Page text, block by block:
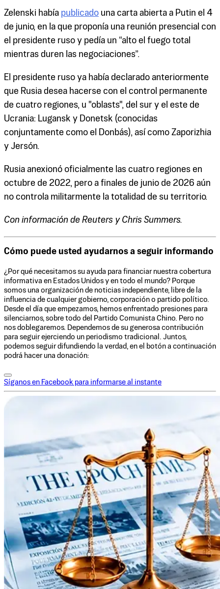
Zelenski había publicado una carta abierta a Putin el 4
de junio, en la que proponía una reunión presencial con
el presidente ruso y pedía un “alto el fuego total
mientras duren las negociaciones”.
El presidente ruso ya había declarado anteriormente
que Rusia desea hacerse con el control permanente
de cuatro regiones, u "oblasts", del sur y el este de
Ucrania: Lugansk y Donetsk (conocidas
conjuntamente como el Donbás), así como Zaporizhia
y Jersón.
Rusia anexionó oficialmente las cuatro regiones en
octubre de 2022, pero a finales de junio de 2026 aún
no controla militarmente la totalidad de su territorio.
Con información de Reuters y Chris Summers.
Cómo puede usted ayudarnos a seguir informando
¿Por qué necesitamos su ayuda para financiar nuestra cobertura
informativa en Estados Unidos y en todo el mundo? Porque
somos una organización de noticias independiente, libre de la
influencia de cualquier gobierno, corporación o partido político.
Desde el día que empezamos, hemos enfrentado presiones para
silenciarnos, sobre todo del Partido Comunista Chino. Pero no
nos doblegaremos. Dependemos de su generosa contribución
para seguir ejerciendo un periodismo tradicional. Juntos,
podemos seguir difundiendo la verdad, en el botón a continuación
podrá hacer una donación:
Síganos en Facebook para informarse al instante